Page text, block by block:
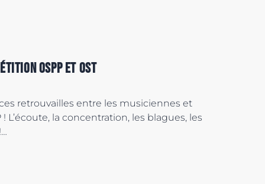
OSPP et OST
retrouvailles entre les musiciennes et
! L’écoute, la concentration, les blagues, les